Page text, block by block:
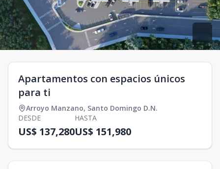
Apartamentos con espacios únicos
para ti
Arroyo Manzano, Santo Domingo D.N.
DESDE
US$ 137,280
HASTA
US$ 151,980